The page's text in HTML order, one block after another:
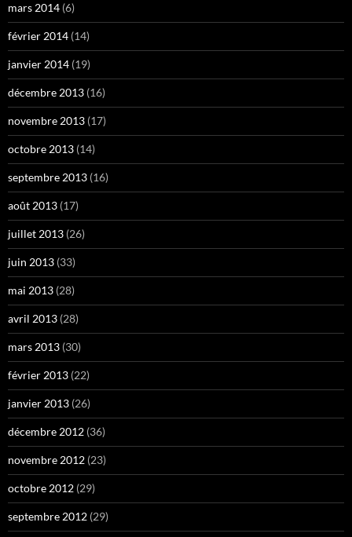
mars 2014 (6)
février 2014 (14)
janvier 2014 (19)
décembre 2013 (16)
novembre 2013 (17)
octobre 2013 (14)
septembre 2013 (16)
août 2013 (17)
juillet 2013 (26)
juin 2013 (33)
mai 2013 (28)
avril 2013 (28)
mars 2013 (30)
février 2013 (22)
janvier 2013 (26)
décembre 2012 (36)
novembre 2012 (23)
octobre 2012 (29)
septembre 2012 (29)